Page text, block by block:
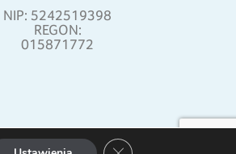
NIP: 5242519398
REGON:
015871772
Zamknij panel